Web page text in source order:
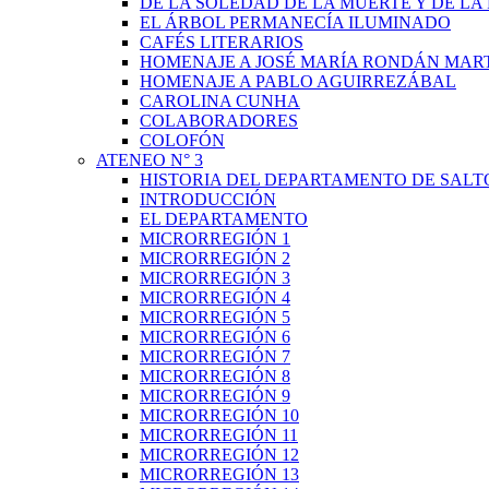
EL ÁRBOL PERMANECÍA ILUMINADO
CAFÉS LITERARIOS
HOMENAJE A JOSÉ MARÍA RONDÁN
HOMENAJE A PABLO AGUIRREZÁBAL
CAROLINA CUNHA
COLABORADORES
COLOFÓN
ATENEO N° 3
HISTORIA DEL DEPARTAMENTO DE
INTRODUCCIÓN
EL DEPARTAMENTO
MICRORREGIÓN 1
MICRORREGIÓN 2
MICRORREGIÓN 3
MICRORREGIÓN 4
MICRORREGIÓN 5
MICRORREGIÓN 6
MICRORREGIÓN 7
MICRORREGIÓN 8
MICRORREGIÓN 9
MICRORREGIÓN 10
MICRORREGIÓN 11
MICRORREGIÓN 12
MICRORREGIÓN 13